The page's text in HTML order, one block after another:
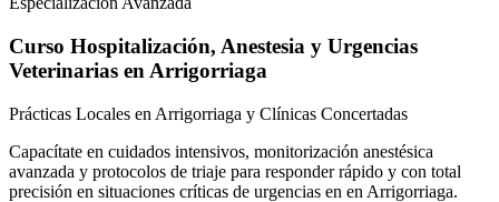
Curso Hospitalización, Anestesia y Urgencias
Veterinarias en Arrigorriaga
Prácticas Locales en Arrigorriaga y Clínicas Concertadas
Capacítate en cuidados intensivos, monitorización anestésica
avanzada y protocolos de triaje para responder rápido y con total
precisión en situaciones críticas de urgencias en en Arrigorriaga.